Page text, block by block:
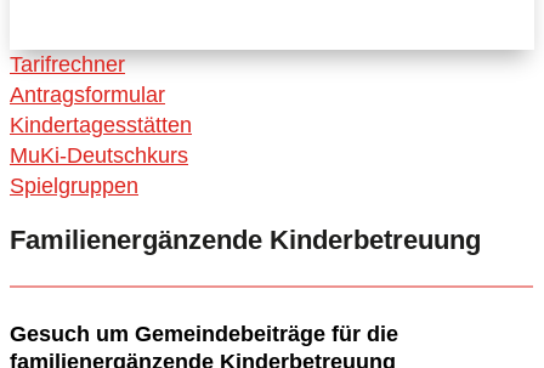
Tarifrechner
Antragsformular
Kindertagesstätten
MuKi-Deutschkurs
Spielgruppen
Familienergänzende Kinderbetreuung
Gesuch um Gemeindebeiträge für die
familienergänzende Kinderbetreuung